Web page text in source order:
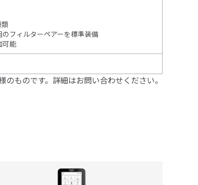
フィルターペアーを標準装備
可能
のものです。詳細はお問い合わせください。